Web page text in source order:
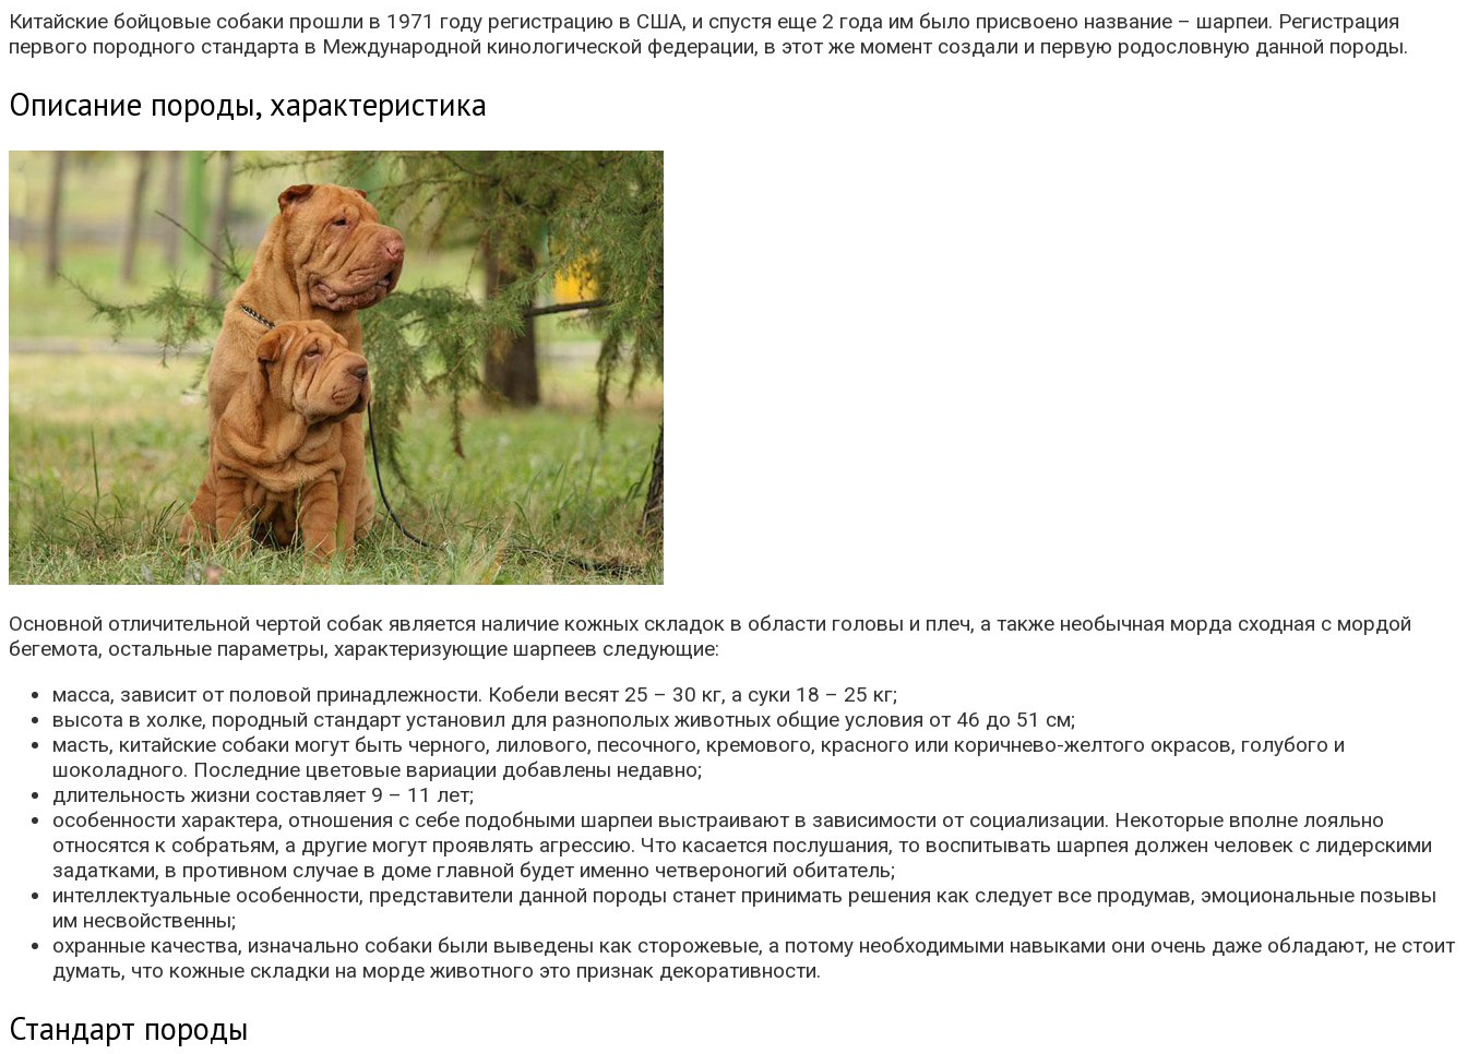
Китайские бойцовые собаки прошли в 1971 году регистрацию в США, и спустя еще 2 года им было присвоено название – шарпеи. Регистрация
первого породного стандарта в Международной кинологической федерации, в этот же момент создали и первую родословную данной породы.
Описание породы, характеристика
Основной отличительной чертой собак является наличие кожных складок в области головы и плеч, а также необычная морда сходная с мордой
бегемота, остальные параметры, характеризующие шарпеев следующие:
масса, зависит от половой принадлежности. Кобели весят 25 – 30 кг, а суки 18 – 25 кг;
высота в холке, породный стандарт установил для разнополых животных общие условия от 46 до 51 см;
масть, китайские собаки могут быть черного, лилового, песочного, кремового, красного или коричнево-желтого окрасов, голубого и
шоколадного. Последние цветовые вариации добавлены недавно;
длительность жизни составляет 9 – 11 лет;
особенности характера, отношения с себе подобными шарпеи выстраивают в зависимости от социализации. Некоторые вполне лояльно
относятся к собратьям, а другие могут проявлять агрессию. Что касается послушания, то воспитывать шарпея должен человек с лидерскими
задатками, в противном случае в доме главной будет именно четвероногий обитатель;
интеллектуальные особенности, представители данной породы станет принимать решения как следует все продумав, эмоциональные позывы
им несвойственны;
охранные качества, изначально собаки были выведены как сторожевые, а потому необходимыми навыками они очень даже обладают, не стоит
думать, что кожные складки на морде животного это признак декоративности.
Стандарт породы